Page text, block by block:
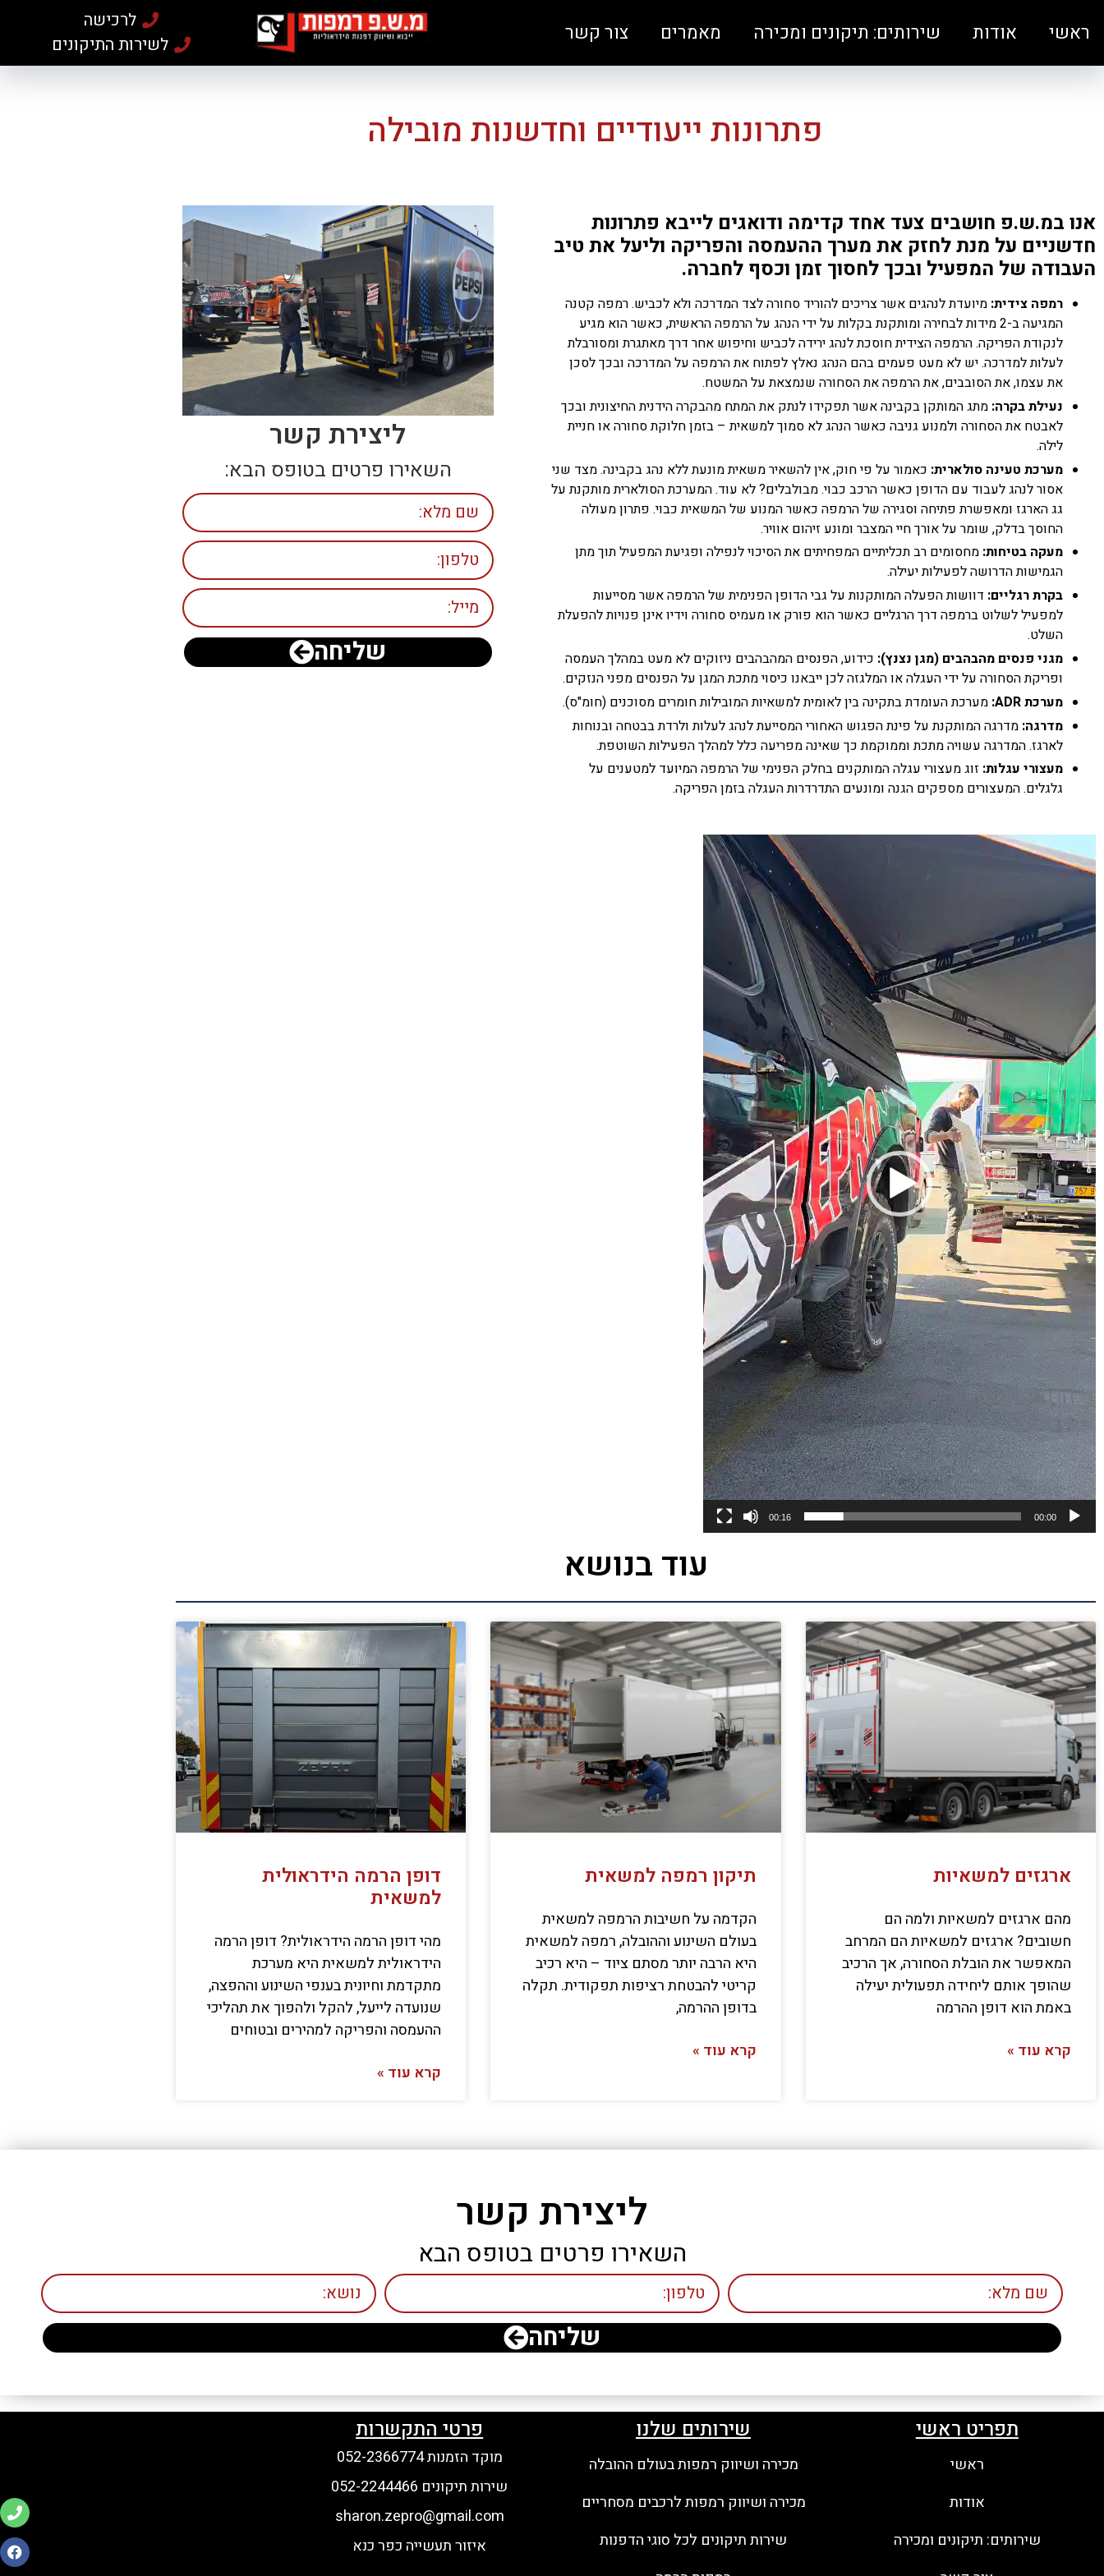
ראשי אודות שירותים: תיקונים ומכירה מאמרים צור קשר
לרכישה
לשירות התיקונים
פתרונות ייעודיים וחדשנות מובילה
אנו במ.ש.פ חושבים צעד אחד קדימה ודואגים לייבא פתרונות
חדשניים על מנת לחזק את מערך ההעמסה והפריקה וליעל את טיב
העבודה של המפעיל ובכך לחסוך זמן וכסף לחברה.
רמפה צידית: מיועדת לנהגים אשר צריכים להוריד סחורה לצד המדרכה ולא לכביש. רמפה קטנה
המגיעה ב-2 מידות לבחירה ומותקנת בקלות על ידי הנהג על הרמפה הראשית, כאשר הוא מגיע
לנקודת הפריקה. הרמפה הצידית חוסכת לנהג ירידה לכביש וחיפוש אחר דרך מאתגרת ומסורבלת
לעלות למדרכה. יש לא מעט פעמים בהם הנהג נאלץ לפתוח את הרמפה על המדרכה ובכך לסכן
את עצמו, את הסובבים, את הרמפה את הסחורה שנמצאת על המשטח.
נעילת בקרה: מתג המותקן בקבינה אשר תפקידו לנתק את המתח מהבקרה הידנית החיצונית ובכך
לאבטח את הסחורה ולמנוע גניבה כאשר הנהג לא סמוך למשאית – בזמן חלוקת סחורה או חניית
לילה.
מערכת טעינה סולארית: כאמור על פי חוק, אין להשאיר משאית מונעת ללא נהג בקבינה. מצד שני
אסור לנהג לעבוד עם הדופן כאשר הרכב כבוי. מבולבלים? לא עוד. המערכת הסולארית מותקנת על
גג הארגז ומאפשרת פתיחה וסגירה של הרמפה כאשר המנוע של המשאית כבוי. פתרון מעולה
החוסך בדלק, שומר על אורך חיי המצבר ומונע זיהום אוויר.
מעקה בטיחות: מחסומים רב תכליתיים המפחיתים את הסיכוי לנפילה ופגיעת המפעיל תוך מתן
הגמישות הדרושה לפעילות יעילה.
בקרת רגליים: דוושות הפעלה המותקנות על גבי הדופן הפנימית של הרמפה אשר מסייעות
למפעיל לשלוט ברמפה דרך הרגליים כאשר הוא פורק או מעמיס סחורה וידיו אינן פנויות להפעלת
השלט.
מגני פנסים מהבהבים (מגן נצנץ): כידוע, הפנסים המהבהבים ניזוקים לא מעט במהלך העמסה
ופריקת הסחורה על ידי העגלה או המלגזה לכן ייבאנו כיסוי מתכת המגן על הפנסים מפני הנזקים.
מערכת ADR:
מערכת העומדת בתקינה בין לאומית למשאיות המובילות חומרים מסוכנים (חומ"ס).
מדרגה: מדרגה המותקנת על פינת הפגוש האחורי המסייעת לנהג לעלות ולרדת בבטחה ובנוחות
לארגז. המדרגה עשויה מתכת וממוקמת כך שאינה מפריעה כלל למהלך הפעילות השוטפת.
מעצורי עגלות: זוג מעצורי עגלה המותקנים בחלק הפנימי של הרמפה המיועד למטענים על
גלגלים. המעצורים מספקים הגנה ומונעים התדרדרות העגלה בזמן הפריקה.
וידאו
00:00
00:16
ליצירת קשר
השאירו פרטים בטופס הבא:
שליחה
עוד בנושא
ארגזים למשאיות
מהם ארגזים למשאיות ולמה הם
חשובים? ארגזים למשאיות הם המרחב
המאפשר את הובלת הסחורה, אך הרכיב
שהופך אותם ליחידה תפעולית יעילה
באמת הוא דופן ההרמה
קרא עוד »
תיקון רמפה למשאית
הקדמה על חשיבות הרמפה למשאית
בעולם השינוע וההובלה, רמפה למשאית
היא הרבה יותר מסתם ציוד – היא רכיב
קריטי להבטחת רציפות תפקודית. תקלה
בדופן ההרמה,
קרא עוד »
דופן הרמה הידראולית
למשאית
מהי דופן הרמה הידראולית? דופן הרמה
הידראולית למשאית היא מערכת
מתקדמת וחיונית בענפי השינוע וההפצה,
שנועדה לייעל, להקל ולהפוך את תהליכי
ההעמסה והפריקה למהירים ובטוחים
קרא עוד »
ליצירת קשר
השאירו פרטים בטופס הבא
שליחה
תפריט ראשי
ראשי
אודות
שירותים: תיקונים ומכירה
שירותים שלנו
מכירה ושיווק רמפות בעולם ההובלה
מכירה ושיווק רמפות לרכבים מסחריים
שירות תיקונים לכל סוגי הדפנות
פרטי התקשרות
מוקד הזמנות 052-2366774
שירות תיקונים 052-2244466
sharon.zepro@gmail.com
איזור תעשייה כפר כנא